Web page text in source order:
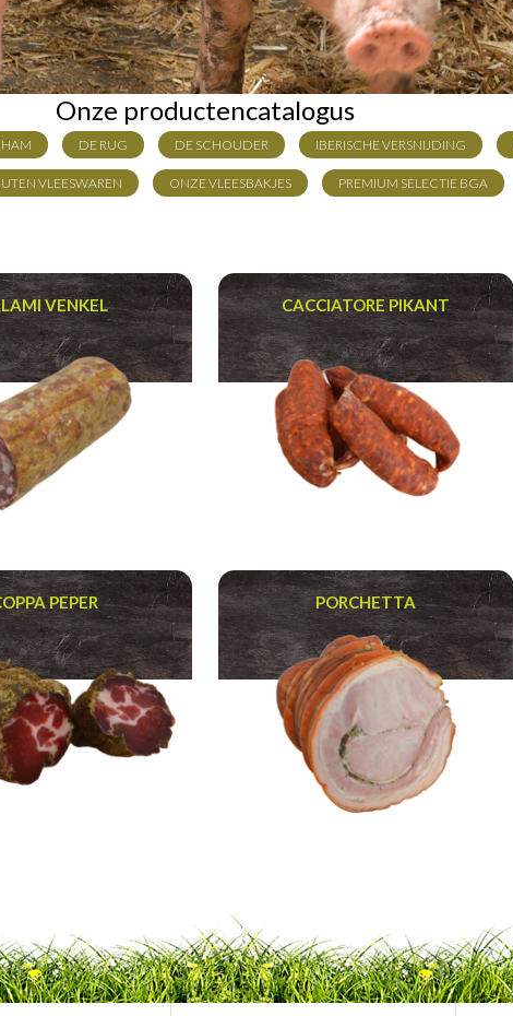
Onze productencatalogus
DE RUG DE SCHOUDER IBERISCHE VERSNIJDING
VLEESWAREN ONZE VLEESBAKJES PREMIUM SELECTIE BGA
VENKEL CACCIATORE PIKANT
PEPER PORCHETTA